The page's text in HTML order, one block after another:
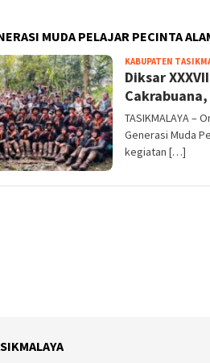
MUDA PELAJAR PECINTA
KABUPATEN
Diksar
TASIKMALAYA –
Generasi Muda
kegiatan […]